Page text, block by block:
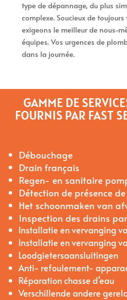
type de dépannage, du plus
complexe. Soucieux de
exigeons le meilleur de nous-
équipes. Vos urgences de
dans la journée.
GAMME DE
FOURNIS PAR FAST
Débouchage
Drain français
Regen- en sanitaire
Détection de présence
Het schoonmaken van
Inspection des drains
Installatie en vervanging
Installatie en vervanging
Loodgietersaansluitingen
Anti- refoulement-
Réparation chasse d’eau
Verschillende andere